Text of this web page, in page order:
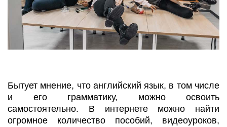
Бытует мнение, что английский язык, в том числе
и его грамматику, можно освоить
самостоятельно. В интернете можно найти
огромное количество пособий, видеоуроков,